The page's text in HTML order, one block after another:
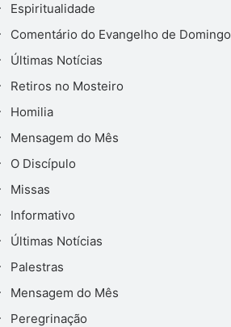
Espiritualidade
Comentário do Evangelho de Domingo
Últimas Notícias
Retiros no Mosteiro
Homilia
Mensagem do Mês
O Discípulo
Missas
Informativo
Últimas Notícias
Palestras
Mensagem do Mês
Peregrinação